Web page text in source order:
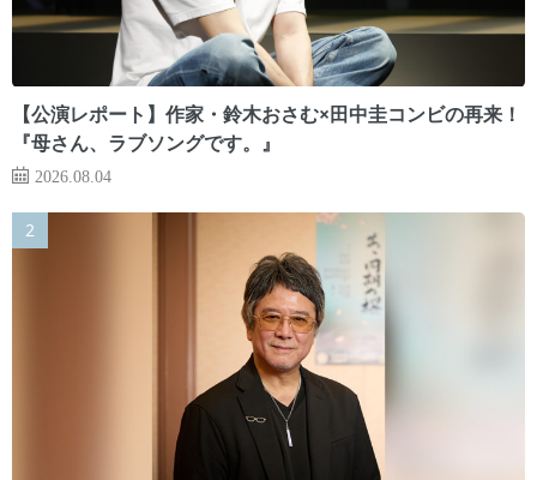
【公演レポート】作家・鈴木おさむ×田中圭コンビの再来！
『母さん、ラブソングです。』
2026.08.04